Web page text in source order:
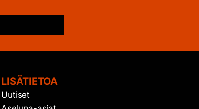
LISÄTIETOA
Uutiset